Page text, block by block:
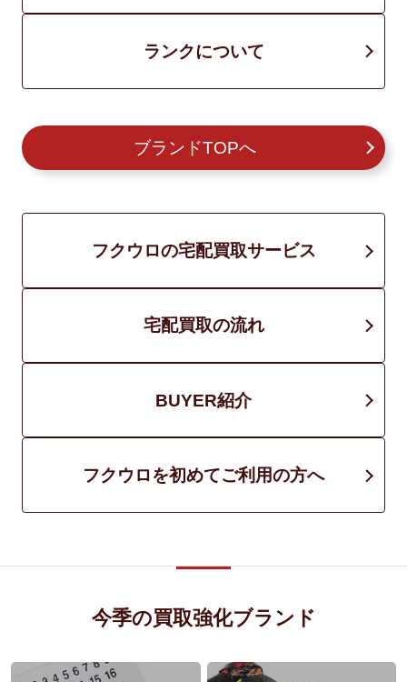
ランクについて
ブランドTOPへ
フクウロの宅配買取サービス
宅配買取の流れ
BUYER紹介
フクウロを初めてご利用の方へ
今季の買取強化ブランド